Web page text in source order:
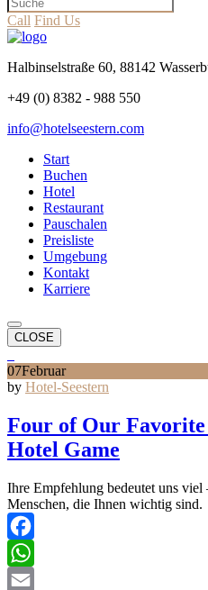
Call Find Us
Halbinselstraße 60, 88142
+49 (0) 8382 - 988 550
info@hotelseestern.com
Start
Buchen
Hotel
Restaurant
Pauschalen
Preisliste
Umgebung
Kontakt
Karriere
CLOSE
07Februar
by Hotel-Seestern
Four of Our
Hotel Game
Ihre Empfehlung bedeutet uns viel
Menschen, die Ihnen wichtig sind.
Facebook
WhatsApp